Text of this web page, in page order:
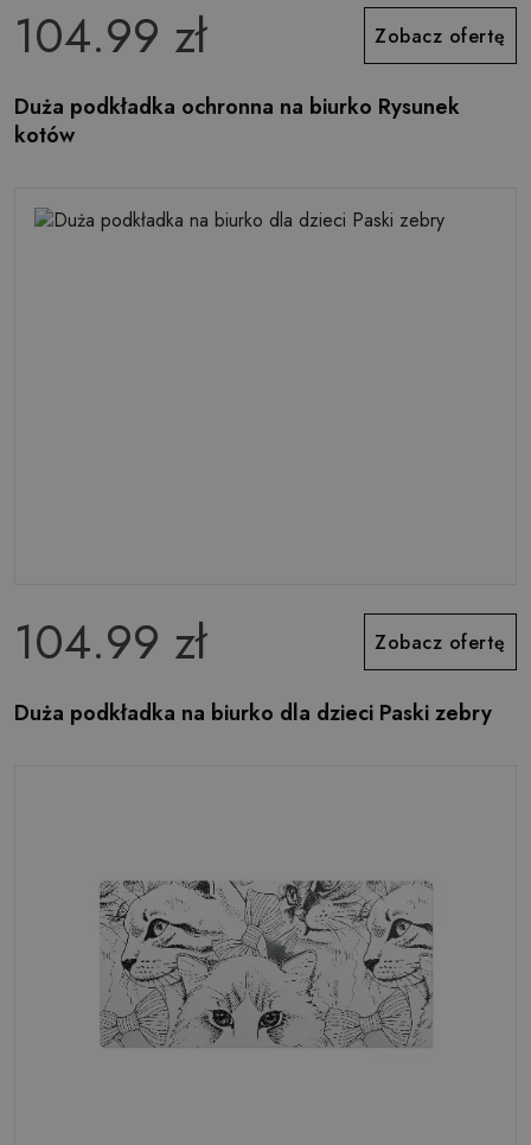
104.99 zł Zobacz ofertę
Duża podkładka ochronna na biurko Rysunek
kotów
104.99 zł Zobacz ofertę
Duża podkładka na biurko dla dzieci Paski zebry